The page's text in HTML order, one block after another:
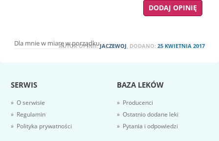
Dla mnie w miarę w porządku.
AUTOR OPINII:JACZEWOJ , DODANO: 25 KWIETNIA 2017
SERWIS
» O serwisie
» Regulamin
» Polityka prywatności
BAZA LEKÓW
» Producenci
» Ostatnio dodane leki
» Pytania i odpowiedzi